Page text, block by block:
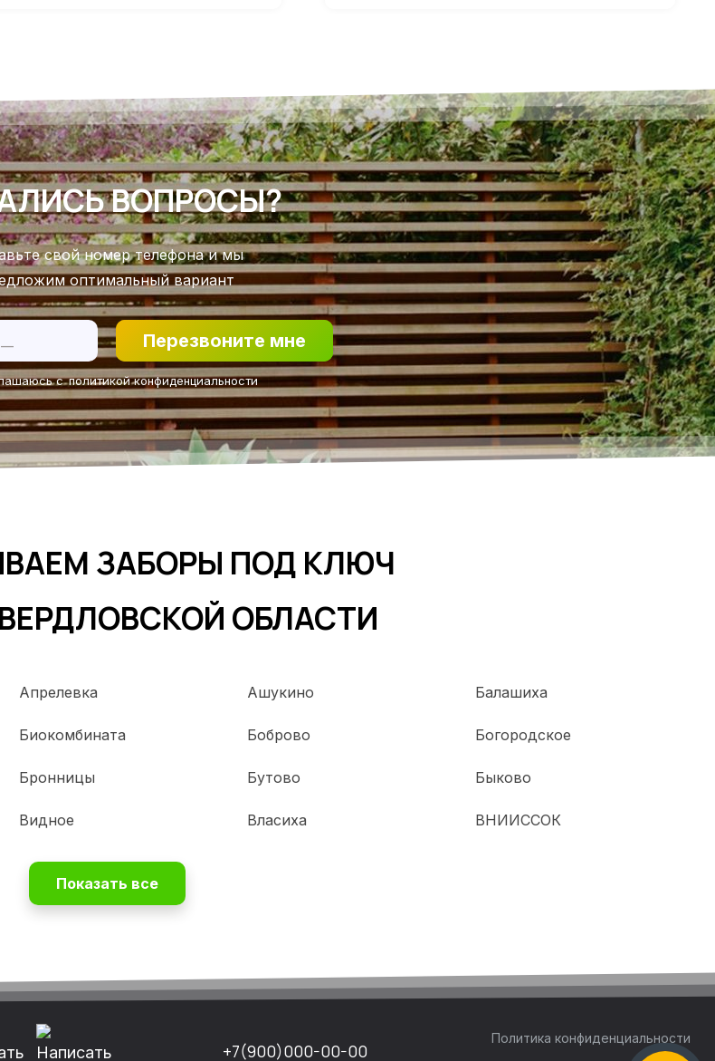
ВОПРОСЫ?
свой номер телефона и мы
оптимальный вариант
Перезвоните мне
сполитикой конфиденциальности
ЗАБОРЫ ПОД КЛЮЧ
ОБЛАСТИ
Апрелевка Ашукино Балашиха
Биокомбината Боброво Богородское
Бронницы Бутово Быково
Видное Власиха ВНИИССОК
Показать все
+7(900)000-00-00
Политика конфиденциальности